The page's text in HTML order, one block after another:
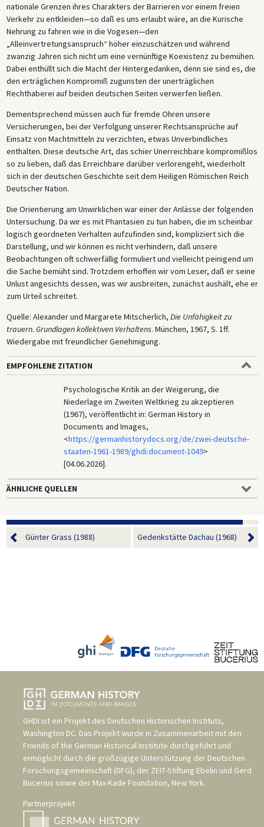
nationale Grenzen ihres Charakters der Barrieren vor einem freien
Verkehr zu entkleiden—so daß es uns erlaubt wäre, an die Kurische
Nehrung zu fahren wie in die Vogesen—den
„Alleinvertretungsanspruch“ höher einzuschätzen und während
zwanzig Jahren sich nicht um eine vernünftige Koexistenz zu bemühen.
Dabei enthüllt sich die Macht der Hintergedanken, denn sie sind es, die
den erträglichen Kompromiß zugunsten der unerträglichen
Rechthaberei auf beiden deutschen Seiten verwerfen ließen.
Dementsprechend müssen auch für fremde Ohren unsere
Versicherungen, bei der Verfolgung unserer Rechtsansprüche auf
Einsatz von Machtmitteln zu verzichten, etwas Unverbindliches
enthalten. Diese deutsche Art, das schier Unerreichbare kompromißlos
so zu lieben, daß das Erreichbare darüber verlorengeht, wiederholt
sich in der deutschen Geschichte seit dem Heiligen Römischen Reich
Deutscher Nation.
Die Orientierung am Unwirklichen war einer der Anlässe der folgenden
Untersuchung. Da wir es mit Phantasien zu tun haben, die im scheinbar
logisch geordneten Verhalten aufzufinden sind, kompliziert sich die
Darstellung, und wir können es nicht verhindern, daß unsere
Beobachtungen oft schwerfällig formuliert und vielleicht peinigend um
die Sache bemüht sind. Trotzdem erhoffen wir vom Leser, daß er seine
Unlust angesichts dessen, was wir ausbreiten, zunächst aushält, ehe er
zum Urteil schreitet.
Quelle: Alexander und Margarete Mitscherlich, Die Unfähigkeit zu
trauern. Grundlagen kollektiven Verhaltens. München, 1967, S. 1ff.
Wiedergabe mit freundlicher Genehmigung.
EMPFOHLENE ZITATION
Psychologische Kritik an der Weigerung, die
Niederlage im Zweiten Weltkrieg zu akzeptieren
(1967), veröffentlicht in: German History in
Documents and Images,
<https://germanhistorydocs.org/de/zwei-deutsche-
staaten-1961-1989/ghdi:document-1049>
[04.06.2026].
ÄHNLICHE QUELLEN
Günter Grass (1988) Gedenkstätte Dachau (1968)
GHDI ist ein Projekt des Deutschen Historischen Instituts,
Washington DC. Das Projekt wurde in Zusammenarbeit mit den
Friends of the German Historical Institute durchgeführt und
ermöglicht durch die großzügige Unterstützung der Deutschen
Forschungsgemeinschaft (DFG), der ZEIT-Stiftung Ebelin und Gerd
Bucerius sowie der Max Kade Foundation, New York.
Partnerprojekt